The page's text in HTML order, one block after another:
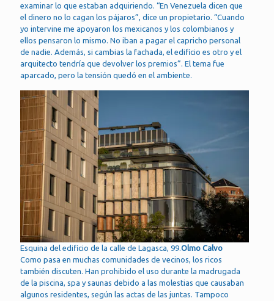
examinar lo que estaban adquiriendo. “En Venezuela dicen que
el dinero no lo cagan los pájaros”, dice un propietario. “Cuando
yo intervine me apoyaron los mexicanos y los colombianos y
ellos pensaron lo mismo. No iban a pagar el capricho personal
de nadie. Además, si cambias la fachada, el edificio es otro y el
arquitecto tendría que devolver los premios”. El tema fue
aparcado, pero la tensión quedó en el ambiente.
Esquina del edificio de la calle de Lagasca, 99.Olmo Calvo
Como pasa en muchas comunidades de vecinos, los ricos
también discuten. Han prohibido el uso durante la madrugada
de la piscina, spa y saunas debido a las molestias que causaban
algunos residentes, según las actas de las juntas. Tampoco